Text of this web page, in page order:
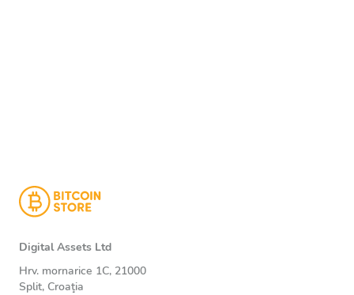
Digital Assets Ltd
Hrv. mornarice 1C, 21000
Split, Croaţia